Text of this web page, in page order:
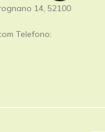
14, 52100
Telefono: